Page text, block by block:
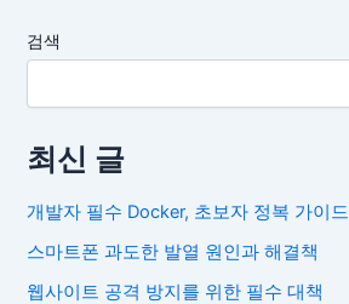
검색
최신 글
개발자 필수 Docker, 초보자 정복 가이드
스마트폰 과도한 발열 원인과 해결책
웹사이트 공격 방지를 위한 필수 대책